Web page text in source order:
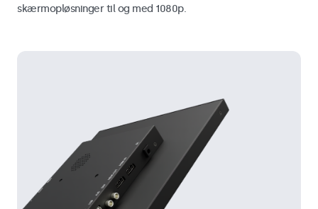
skærmopløsninger til og med 1080p.